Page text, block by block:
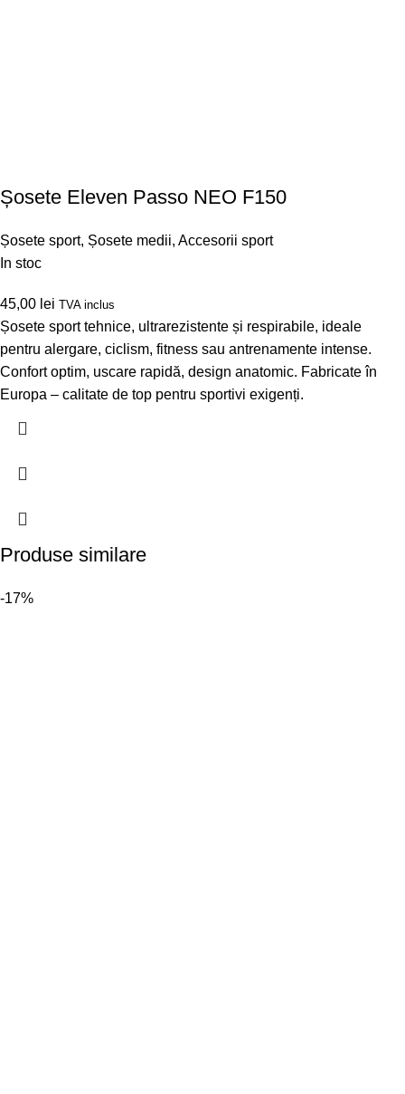
Șosete Eleven Passo NEO F150
Șosete sport, Șosete medii, Accesorii sport
In stoc
45,00 lei TVA inclus
Șosete sport tehnice, ultrarezistente și respirabile, ideale
pentru alergare, ciclism, fitness sau antrenamente intense.
Confort optim, uscare rapidă, design anatomic. Fabricate în
Europa – calitate de top pentru sportivi exigenți.
Produse similare
-17%